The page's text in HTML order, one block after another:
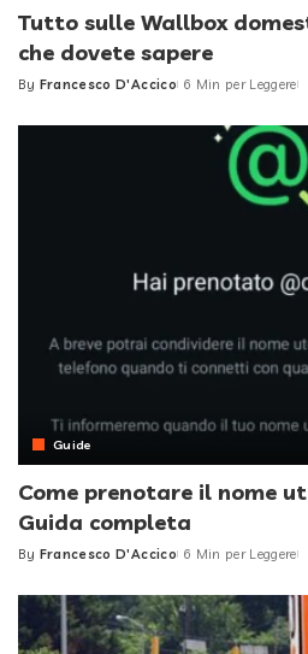
Tutto sulle Wallbox
che dovete sapere
Posted
By Francesco D'Accico 6 Min per Leggere
Guide
Come prenotare il nome
Guida completa
Posted
By Francesco D'Accico 6 Min per Leggere